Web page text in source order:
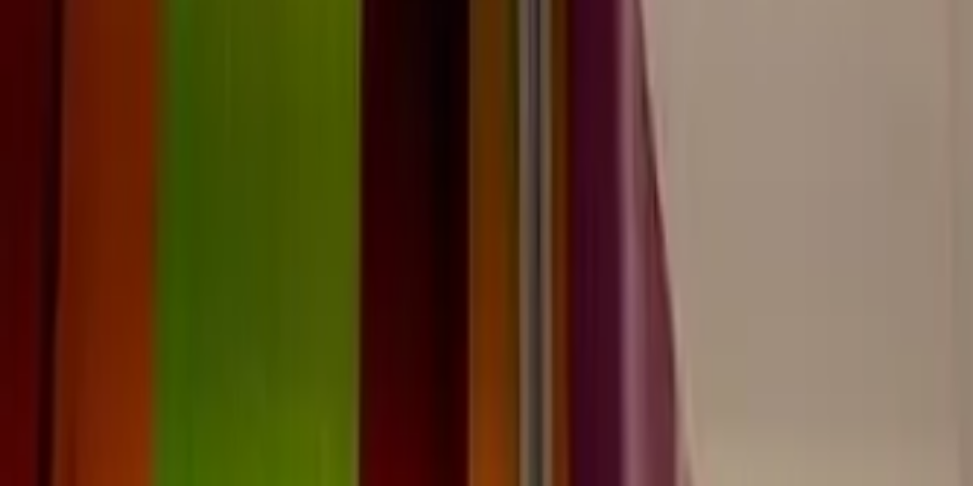
Anleitungen: Ich habe das iPad gekauft und wie verwende ich